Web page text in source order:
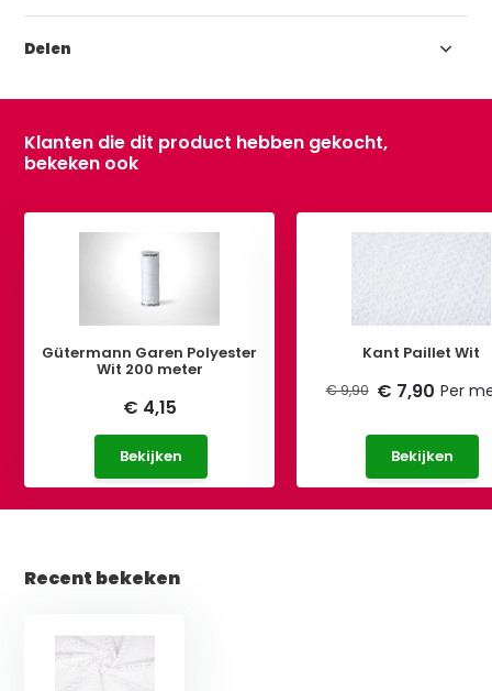
Delen
Klanten die dit product hebben gekocht,
bekeken ook
Gütermann Garen Polyester
Wit 200 meter
€ 4,15
Bekijken
Kant Paillet Wit
€ 9,90 € 7,90 Per
Bekijken
Recent bekeken